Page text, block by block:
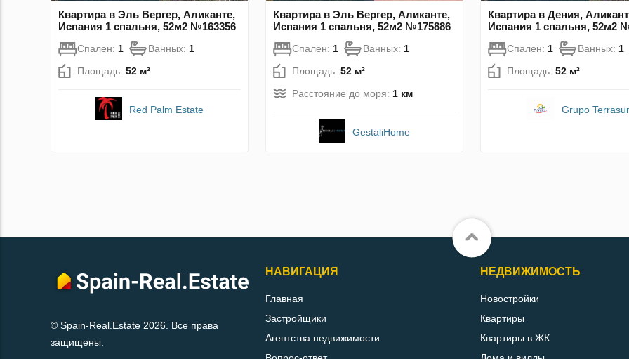
Квартира в Эль Вергер, Аликанте,
Испания 1 спальня, 52м2 №163356
Спален: 1 Ванных: 1
Площадь: 52 м²
Red Palm Estate
Квартира в Эль Вергер, Аликанте,
Испания 1 спальня, 52м2 №175886
Спален: 1 Ванных: 1
Площадь: 52 м²
Расстояние до моря: 1 км
GestaliHome
Квартира в Дения,
Испания 1 спальня, 52м2
Спален: 1 Ванных: 1
Площадь: 52 м²
Grupo
© Spain-Real.Estate 2026. Все права
защищены.
НАВИГАЦИЯ
Главная
Застройщики
Агентства недвижимости
НЕДВИЖИМОСТЬ
Новостройки
Квартиры
Квартиры в ЖК